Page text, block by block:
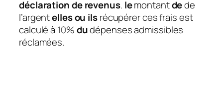
déclaration de revenus. lemontantdede
l’argentelles ou ilsrécupérer ces frais est
calculé à 10%dudépenses admissibles
réclamées.